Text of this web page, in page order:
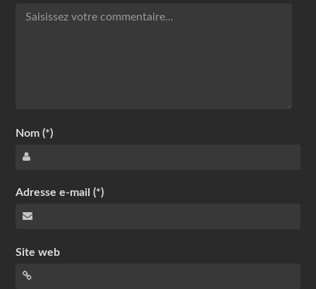
Nom (*)
Adresse e-mail (*)
Site web